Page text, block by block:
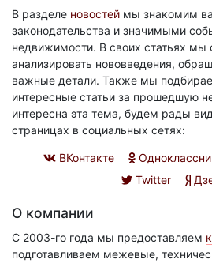
В разделе новостей мы знакомим
законодательства и значимыми
недвижимости. В своих статьях мы
анализировать нововведения,
важные детали. Также мы
интересные статьи за прошедшую
интересна эта тема, будем рады
страницах в социальных сетях:
ВКонтакте
Twitter
О компании
С 2003-го года мы предоставляем
подготавливаем межевые,